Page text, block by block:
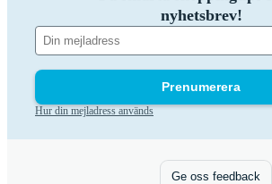
nyhetsbrev!
Prenumerera
Hur din mejladress används
Ge oss feedback